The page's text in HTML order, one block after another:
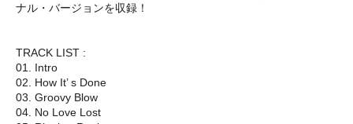
ナル・バージョンを収録！
TRACK LIST :
01. Intro
02. How It’ s Done
03. Groovy Blow
04. No Love Lost